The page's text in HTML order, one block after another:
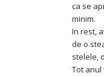
ca se
minim.
In rest,
de o
stelele,
Tot